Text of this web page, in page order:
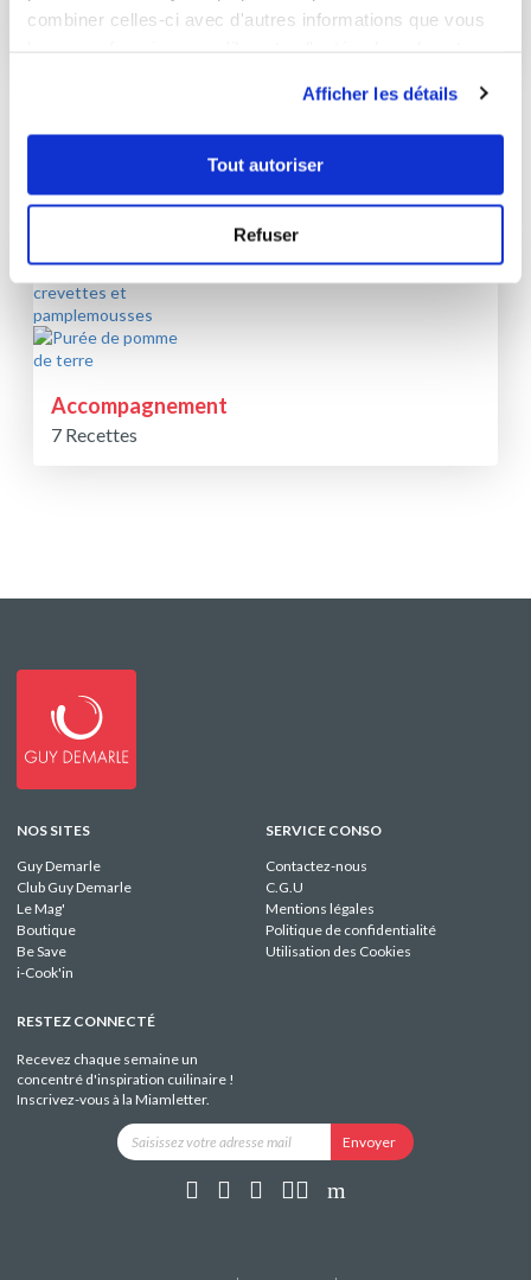
combiner celles-ci avec d'autres informations que vous
Afficher les détails
Tout autoriser
Refuser
Toutes les recettes de evinina
Les favoris de evinina(1)
Accompagnement
7 Recettes
NOS SITES
Guy Demarle
Club Guy Demarle
Le Mag'
Boutique
Be Save
i-Cook'in
SERVICE CONSO
Contactez-nous
C.G.U
Mentions légales
Politique de confidentialité
Utilisation des Cookies
RESTEZ CONNECTÉ
Recevez chaque semaine un
concentré d'inspiration cuilinaire !
Inscrivez-vous à la Miamletter.